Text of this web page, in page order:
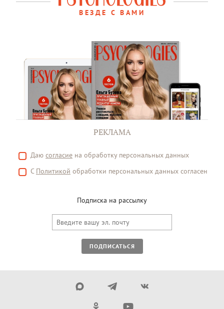
ВЕЗДЕ С ВАМИ
РЕКЛАМА
Даю согласие на обработку персональных данных
С Политикой обработки персональных данных согласен
Подписка на рассылку
ПОДПИСАТЬСЯ